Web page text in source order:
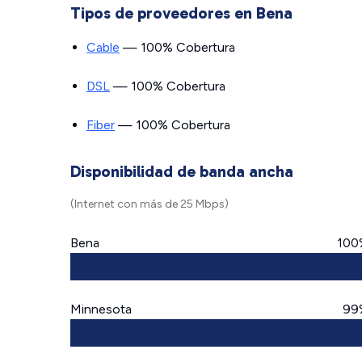
Tipos de proveedores en Bena
Cable — 100% Cobertura
DSL — 100% Cobertura
Fiber — 100% Cobertura
Disponibilidad de banda ancha
(Internet con más de 25 Mbps)
Bena
Minnesota